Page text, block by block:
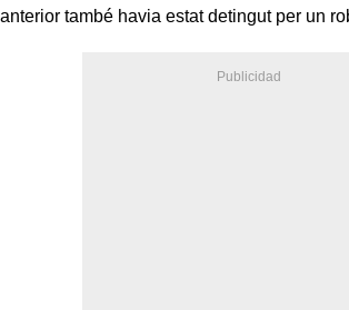
anterior també havia estat detingut per un